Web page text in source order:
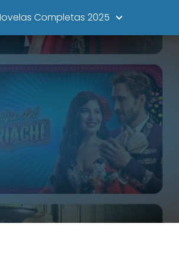
Completas 2025